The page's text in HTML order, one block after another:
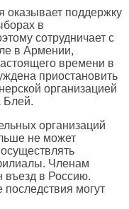
оказывает поддержку
в
сотрудничает с
в Армении,
времени в
приостановить
организацией
Блей.
организаций
не может
Членам
въезд в Россию.
могут